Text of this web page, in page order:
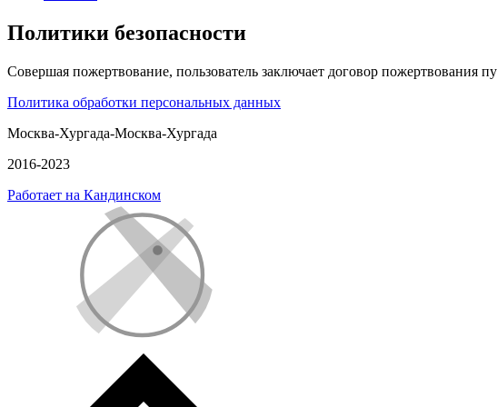
Политики безопасности
Совершая пожертвование, пользователь заключает договор пожертвования
Политика обработки персональных данных
Москва-Хургада-Москва-Хургада
2016-2023
Работает на Кандинском